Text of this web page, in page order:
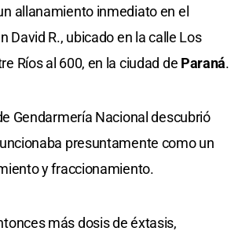
allanamiento inmediato en el
David R., ubicado en la calle Los
Ríos al 600, en la ciudad de Paraná.
Gendarmería Nacional descubrió
presuntamente como un
y fraccionamiento.
más dosis de éxtasis,